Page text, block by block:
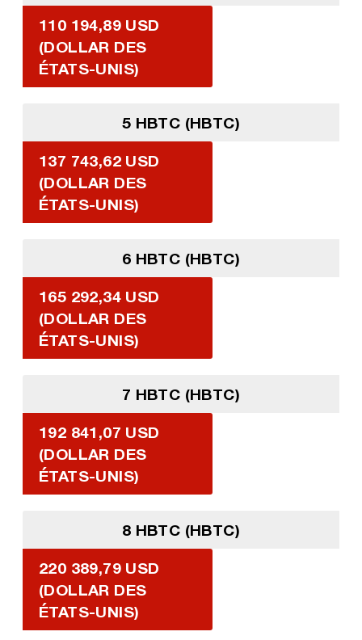
110 194,89 USD
(DOLLAR DES
ÉTATS-UNIS)
5 HBTC (HBTC)
137 743,62 USD
(DOLLAR DES
ÉTATS-UNIS)
6 HBTC (HBTC)
165 292,34 USD
(DOLLAR DES
ÉTATS-UNIS)
7 HBTC (HBTC)
192 841,07 USD
(DOLLAR DES
ÉTATS-UNIS)
8 HBTC (HBTC)
220 389,79 USD
(DOLLAR DES
ÉTATS-UNIS)